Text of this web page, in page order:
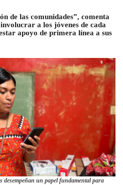
de las comunidades”, comenta
a los jóvenes de cada
apoyo de primera línea a sus
desempeñan un papel fundamental para